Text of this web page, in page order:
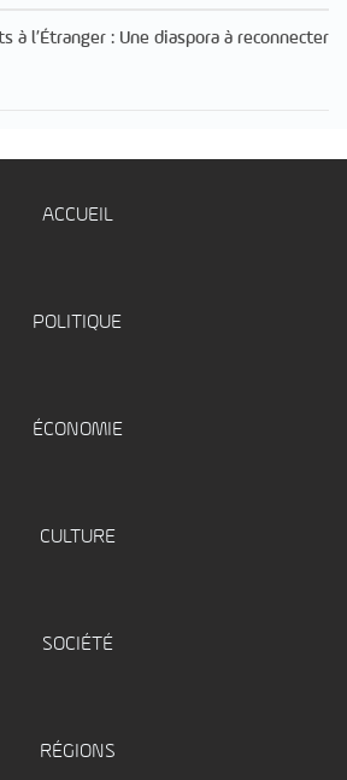
à l’Étranger : Une diaspora à reconnecter
ACCUEIL
POLITIQUE
ÉCONOMIE
CULTURE
SOCIÉTÉ
RÉGIONS